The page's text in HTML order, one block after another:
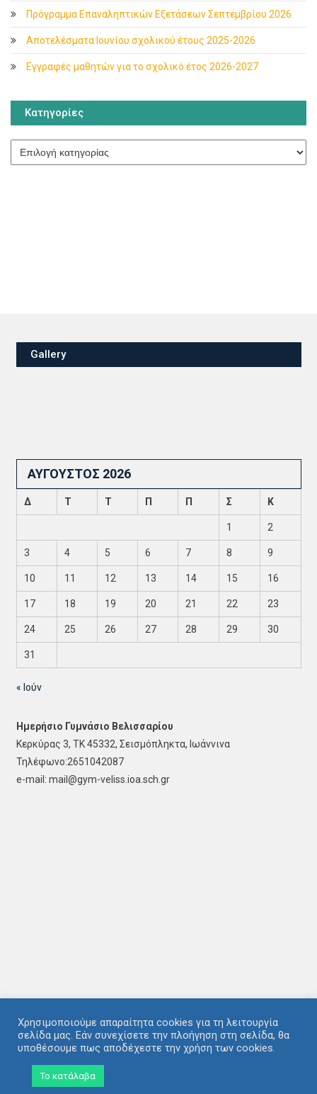
Πρόγραμμα Επαναληπτικών Εξετάσεων Σεπτεμβρίου 2026
Αποτελέσματα Ιουνίου σχολικού έτους 2025-2026
Εγγραφές μαθητών για το σχολικό έτος 2026-2027
Κατηγορίες
Κατηγορίες
Gallery
ΑΎΓΟΥΣΤΟΣ 2026
Δ Τ Τ Π Π Σ Κ
1 2
3 4 5 6 7 8 9
10 11 12 13 14 15 16
17 18 19 20 21 22 23
24 25 26 27 28 29 30
31
« Ιούν
Ημερήσιο Γυμνάσιο Βελισσαρίου
Κερκύρας 3, ΤΚ 45332, Σεισμόπληκτα, Ιωάννινα
Τηλέφωνο:2651042087
e-mail: mail@gym-veliss.ioa.sch.gr
Copyright © 2020-2022 Γυμνάσιο Βελισσαρίου
Χρησιμοποιούμε απαραίτητα cookies για τη λειτουργία
σελίδα μας. Εάν συνεχίσετε την πλοήγηση στη σελίδα, θα
υποθέσουμε πως αποδέχεστε την χρήση των cookies.
Το κατάλαβα